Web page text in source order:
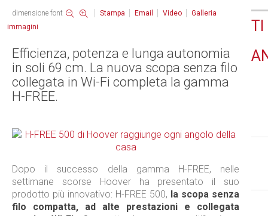
dimensione font Stampa Email Video
Galleria
immagini
Efficienza, potenza e lunga autonomia
in soli 69 cm. La nuova scopa senza filo
collegata in Wi-Fi completa la gamma
H-FREE.
Dopo il successo della gamma H-FREE, nelle
settimane scorse Hoover ha presentato il suo
prodotto più innovativo: H-FREE 500, la scopa senza
filo compatta, ad alte prestazioni e collegata
TI